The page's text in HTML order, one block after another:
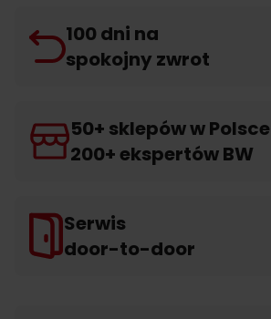
100 dni na
spokojny zwrot
50+ sklepów w Polsce
200+ ekspertów BW
Serwis
door-to-door